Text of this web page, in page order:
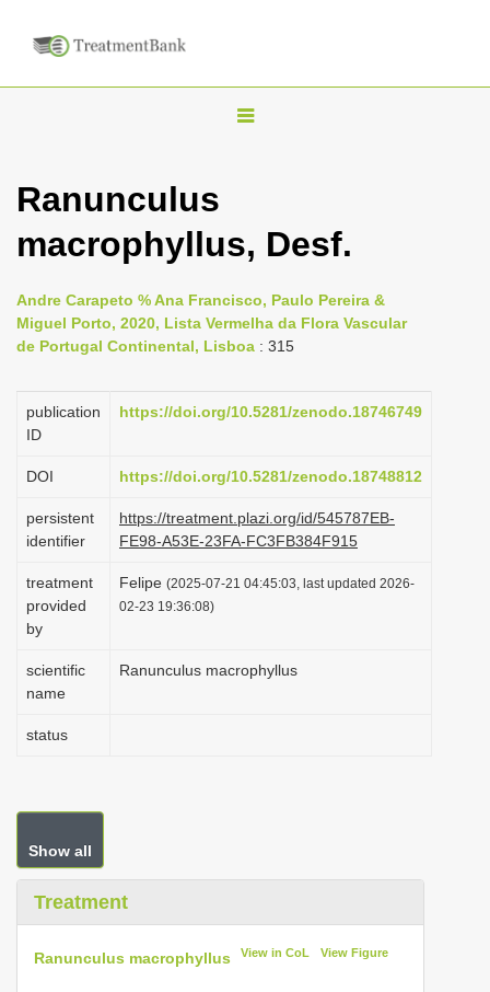
T
l
n
a
i
g
t
i
o
n
Ranunculus
macrophyllus, Desf.
Andre Carapeto % Ana Francisco, Paulo Pereira &
Miguel Porto, 2020, Lista Vermelha da Flora Vascular
de Portugal Continental, Lisboa : 315
publication
ID
https://doi.org/10.5281/zenodo.18746749
DOI https://doi.org/10.5281/zenodo.18748812
persistent
identifier
https://treatment.plazi.org/id/545787EB-
FE98-A53E-23FA-FC3FB384F915
treatment
provided
by
Felipe (2025-07-21 04:45:03, last updated 2026-
02-23 19:36:08)
scientific
name
Ranunculus macrophyllus
status
Show all
Treatment
Ranunculus macrophyllus View in CoL View Figure